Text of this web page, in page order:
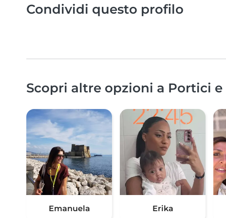
Condividi questo profilo
Scopri altre opzioni a Portici
Emanuela Erika